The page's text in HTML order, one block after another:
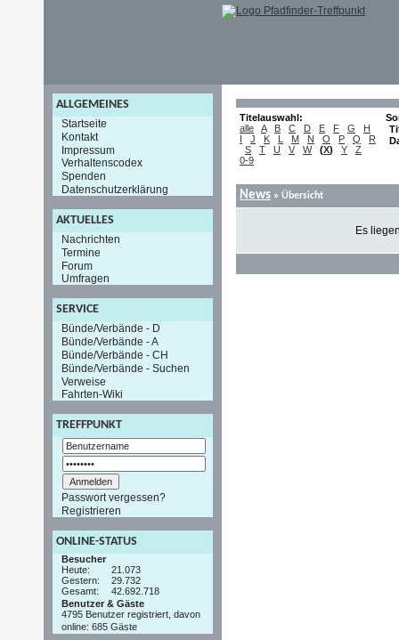
ALLGEMEINES
Startseite
Kontakt
Impressum
Verhaltenscodex
Spenden
Datenschutzerklärung
AKTUELLES
Nachrichten
Termine
Forum
Umfragen
SERVICE
Bünde/Verbände - D
Bünde/Verbände - A
Bünde/Verbände - CH
Bünde/Verbände - Suchen
Verweise
Fahrten-Wiki
TREFFPUNKT
Passwort vergessen?
Registrieren
ONLINE-STATUS
Besucher
Heute:
21.073
Gestern:
29.732
Gesamt:
42.692.718
Benutzer & Gäste
4795 Benutzer registriert, davon
online: 685 Gäste
Titelauswahl:
alle
A B C D E F G
H
I
J K L M N O P Q
R
S
T U V W (X) Y
Z
0-9
News » Übersicht
Es